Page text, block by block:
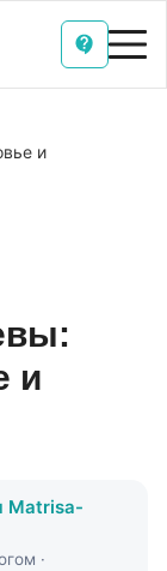
и
и
Matrisa-
·